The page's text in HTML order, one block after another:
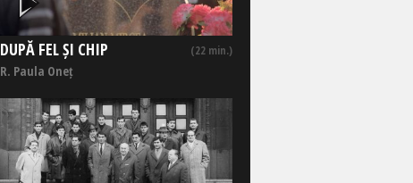
DUPĂ FEL ȘI CHIP (22 min.)
R. Paula Oneț